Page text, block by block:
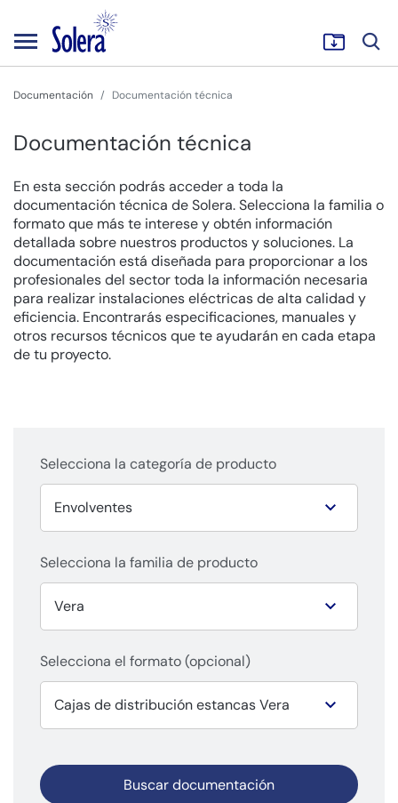
Documentación Documentación técnica
Documentación técnica
En esta sección podrás acceder a toda la
documentación técnica de Solera. Selecciona la familia o
formato que más te interese y obtén información
detallada sobre nuestros productos y soluciones. La
documentación está diseñada para proporcionar a los
profesionales del sector toda la información necesaria
para realizar instalaciones eléctricas de alta calidad y
eficiencia. Encontrarás especificaciones, manuales y
otros recursos técnicos que te ayudarán en cada etapa
de tu proyecto.
Selecciona la categoría de producto
Selecciona la familia de producto
Selecciona el formato (opcional)
Buscar documentación